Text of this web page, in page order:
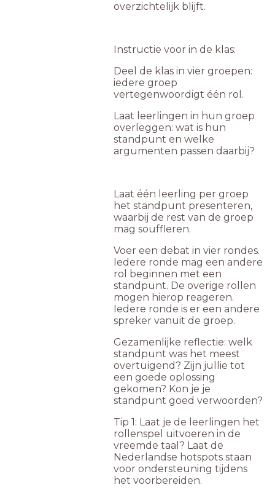
overzichtelijk blijft.
Instructie voor in de klas:
Deel de klas in vier groepen:
iedere groep
vertegenwoordigt één rol.
Laat leerlingen in hun groep
overleggen: wat is hun
standpunt en welke
argumenten passen daarbij?
Laat één leerling per groep
het standpunt presenteren,
waarbij de rest van de groep
mag souffleren.
Voer een debat in vier rondes.
Iedere ronde mag een andere
rol beginnen met een
standpunt. De overige rollen
mogen hierop reageren.
Iedere ronde is er een andere
spreker vanuit de groep.
Gezamenlijke reflectie: welk
standpunt was het meest
overtuigend? Zijn jullie tot
een goede oplossing
gekomen? Kon je je
standpunt goed verwoorden?
Tip 1: Laat je de leerlingen het
rollenspel uitvoeren in de
vreemde taal? Laat de
Nederlandse hotspots staan
voor ondersteuning tijdens
het voorbereiden.